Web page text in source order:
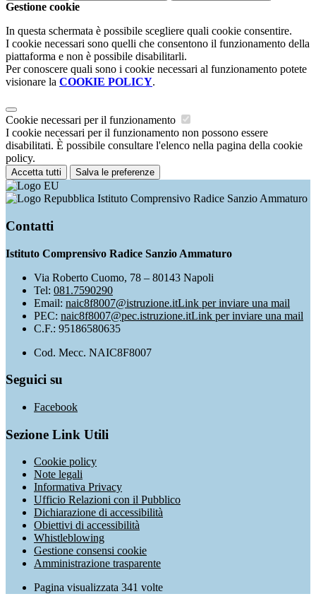
Gestione cookie
In questa schermata è possibile scegliere quali cookie consentire.
I cookie necessari sono quelli che consentono il funzionamento della
piattaforma e non è possibile disabilitarli.
Per conoscere quali sono i cookie necessari al funzionamento potete
visionare la COOKIE POLICY.
Cookie necessari per il funzionamento
I cookie necessari per il funzionamento non possono essere
disabilitati. È possibile consultare l'elenco nella pagina della cookie
policy.
Accetta tutti Salva le preferenze
Istituto Comprensivo Radice Sanzio Ammaturo
Contatti
Istituto Comprensivo Radice Sanzio Ammaturo
Via Roberto Cuomo, 78 – 80143 Napoli
Tel: 081.7590290
Email: naic8f8007@istruzione.itLink per inviare una mail
PEC: naic8f8007@pec.istruzione.itLink per inviare una mail
C.F.: 95186580635
Cod. Mecc. NAIC8F8007
Seguici su
Facebook
Sezione Link Utili
Cookie policy
Note legali
Informativa Privacy
Ufficio Relazioni con il Pubblico
Dichiarazione di accessibilità
Obiettivi di accessibilità
Whistleblowing
Gestione consensi cookie
Amministrazione trasparente
Pagina visualizzata 341 volte